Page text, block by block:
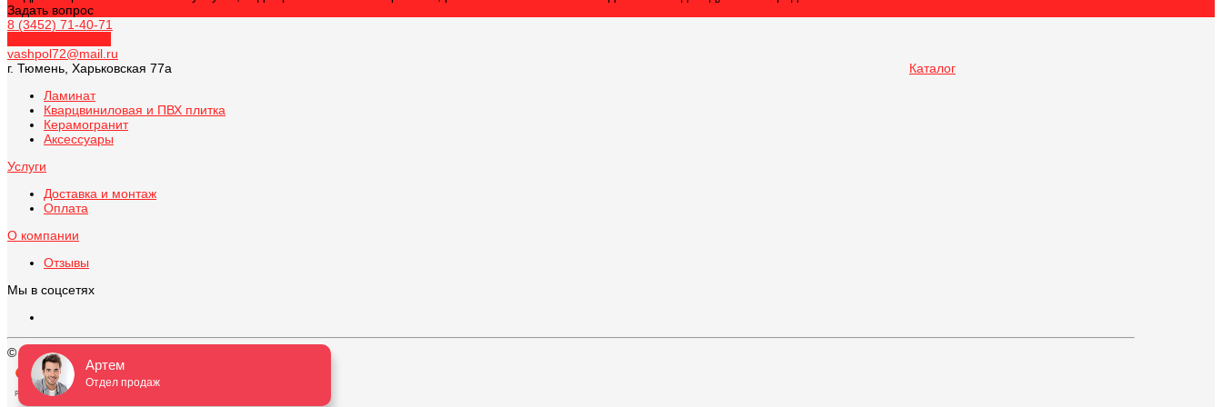
Задать вопрос
8 (3452) 71-40-71
vashpol72@mail.ru
г. Тюмень, Харьковская 77а
Каталог
Ламинат
Кварцвиниловая и ПВХ плитка
Керамогранит
Аксессуары
Услуги
Доставка и монтаж
Оплата
О компании
Отзывы
Мы в соцсетях
© 2026 ВАШ ПОЛ, Все права защищены
Артем
Отдел продаж